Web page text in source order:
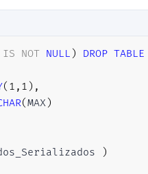
IS NOT NULL ) DROP TABLE
( 1 , 1 ) ,
(MAX)
)